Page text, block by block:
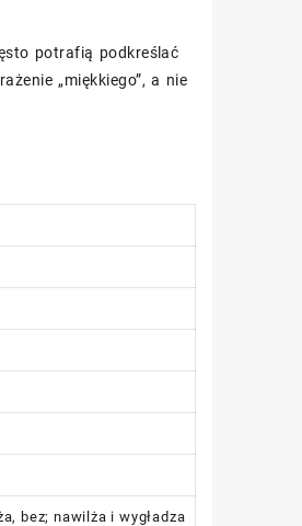
potrafią podkreślać
„miękkiego”, a nie
bez; nawilża i wygładza